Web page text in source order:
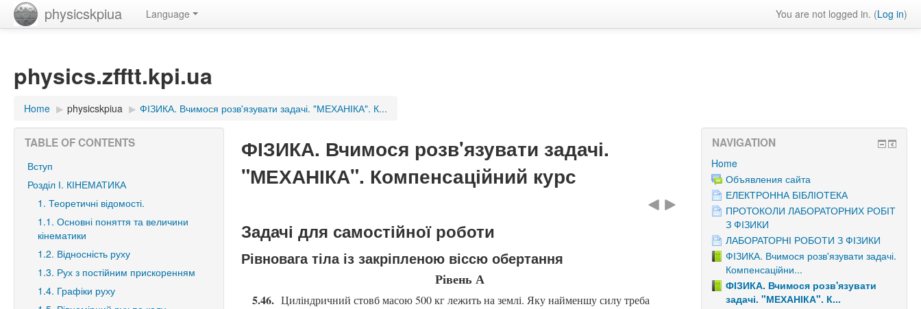
physicskpiua You are not logged in. (Log in)
Language
physics.zfftt.kpi.ua
Home ▶︎ physicskpiua ▶︎ ФІЗИКА. Вчимося розв'язувати задачі. "МЕХАНІКА". К...
ФІЗИКА. Вчимося розв'язувати задачі.
"МЕХАНІКА". Компенсаційний курс
Задачі для самостійної роботи
Рівновага тіла із закріпленою віссю обертання
Рівень А
5.46. Циліндричний стовб масою 500 кг лежить на землі. Яку найменшу силу треба
TABLE OF CONTENTS
Вступ
Розділ І. КІНЕМАТИКА
1. Теоретичні відомості.
1.1. Основні поняття та величини
кінематики
1.2. Відносність руху
1.3. Рух з постійним прискоренням
1.4. Графіки руху
NAVIGATION
Home
Объявления сайта
ЕЛЕКТРОННА БІБЛІОТЕКА
ПРОТОКОЛИ ЛАБОРАТОРНИХ РОБІТ
З ФІЗИКИ
ЛАБОРАТОРНІ РОБОТИ З ФІЗИКИ
ФІЗИКА. Вчимося розв'язувати задачі.
Компенсаційни...
ФІЗИКА. Вчимося розв'язувати
задачі. "МЕХАНІКА". К...